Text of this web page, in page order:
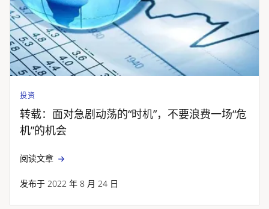
投资
转载：面对急剧动荡的“时机”，不要浪费一场“危
机”的机会
阅读文章
发布于 2022 年 8 月 24 日